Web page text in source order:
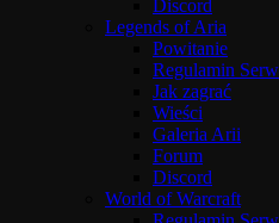
Discord
Legends of Aria
Powitanie
Regulamin
Jak zagrać
Wieści
Galeria Arii
Forum
Discord
World of Warcraft